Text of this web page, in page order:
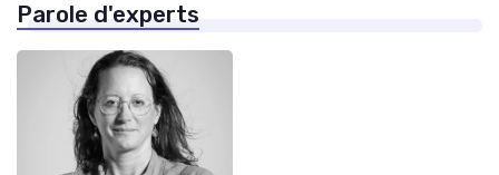
Parole d'experts